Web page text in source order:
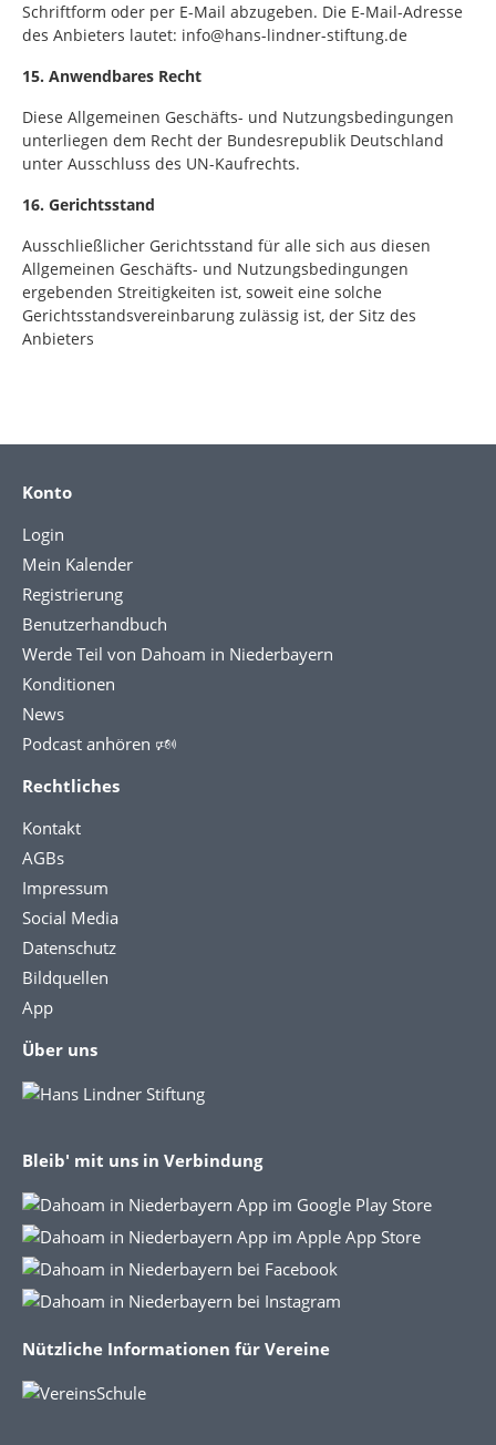
Schriftform oder per E-Mail abzugeben. Die E-Mail-Adresse
des Anbieters lautet: info@hans-lindner-stiftung.de
15. Anwendbares Recht
Diese Allgemeinen Geschäfts- und Nutzungsbedingungen
unterliegen dem Recht der Bundesrepublik Deutschland
unter Ausschluss des UN-Kaufrechts.
16. Gerichtsstand
Ausschließlicher Gerichtsstand für alle sich aus diesen
Allgemeinen Geschäfts- und Nutzungsbedingungen
ergebenden Streitigkeiten ist, soweit eine solche
Gerichtsstandsvereinbarung zulässig ist, der Sitz des
Anbieters
Konto
Login
Mein Kalender
Registrierung
Benutzerhandbuch
Werde Teil von Dahoam in Niederbayern
Konditionen
News
Podcast anhören 🕬
Rechtliches
Kontakt
AGBs
Impressum
Social Media
Datenschutz
Bildquellen
App
Über uns
Bleib' mit uns in Verbindung
Nützliche Informationen für Vereine